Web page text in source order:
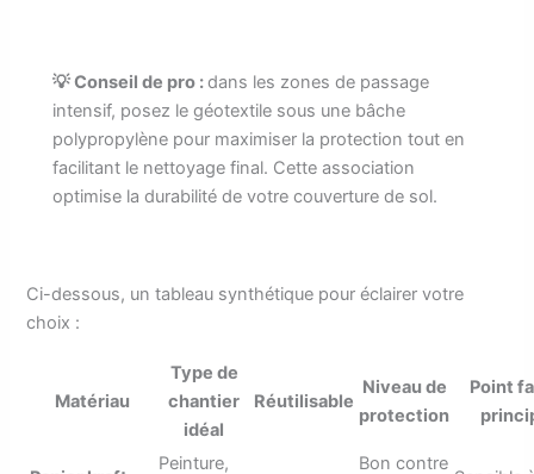
💡 Conseil de pro :dans les zones de passage
intensif, posez le géotextile sous une bâche
polypropylène pour maximiser la protection tout en
facilitant le nettoyage final. Cette association
optimise la durabilité de votre couverture de sol.
Ci-dessous, un tableau synthétique pour éclairer votre
choix :
Matériau
Type de
chantier
idéal
Réutilisable
Niveau de
protection
Point
Peinture,
Bon contre